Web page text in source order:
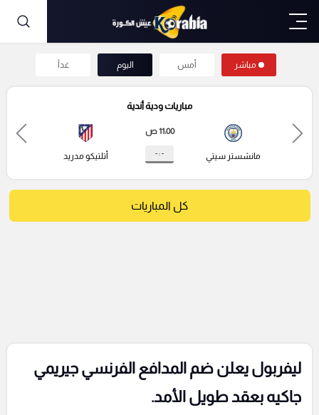
مباشر أمس اليوم غداً
مباريات ودية أندية
مانشستر سيتي
11:00 ص
- : - أتلتيكو مدريد
كل المباريات
ليفربول يعلن ضم المدافع الفرنسي جيريمي
جاكيه بعقد طويل الأمد.